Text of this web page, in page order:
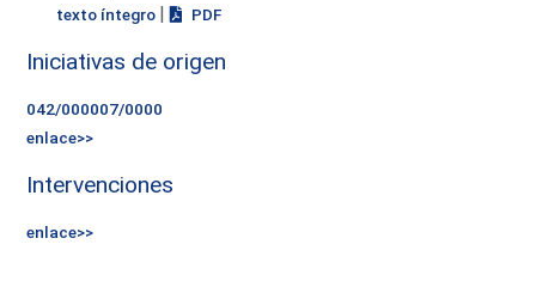
texto íntegro | PDF
Iniciativas de origen
042/000007/0000
enlace>>
Intervenciones
enlace>>